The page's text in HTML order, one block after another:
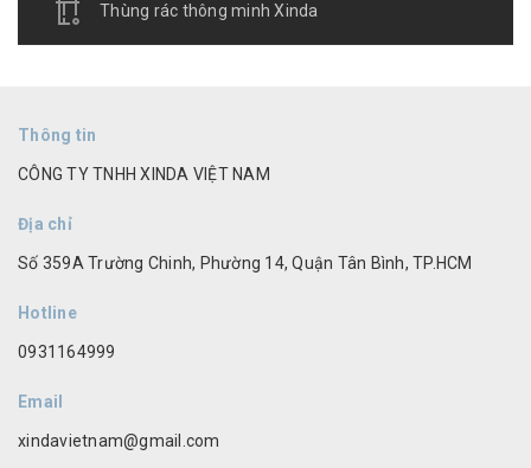
Thùng rác thông minh Xinda
Thông tin
CÔNG TY TNHH XINDA VIỆT NAM
Địa chỉ
Số 359A Trường Chinh, Phường 14, Quận Tân Bình, TP.HCM
Hotline
0931164999
Email
xindavietnam@gmail.com